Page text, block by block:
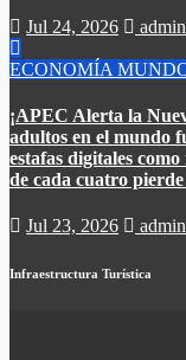
Jul 24, 2026 admin
ECONOMÍA
¡APEC Alerta la
adultos en el mundo
estafas digitales
de cada cuatro
Jul 23, 2026 admin
Infraestructura Turística